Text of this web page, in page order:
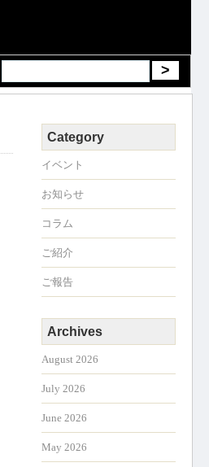
Category
イベント
お知らせ
コラム
ご紹介
ご報告
Archives
August 2026
July 2026
June 2026
May 2026